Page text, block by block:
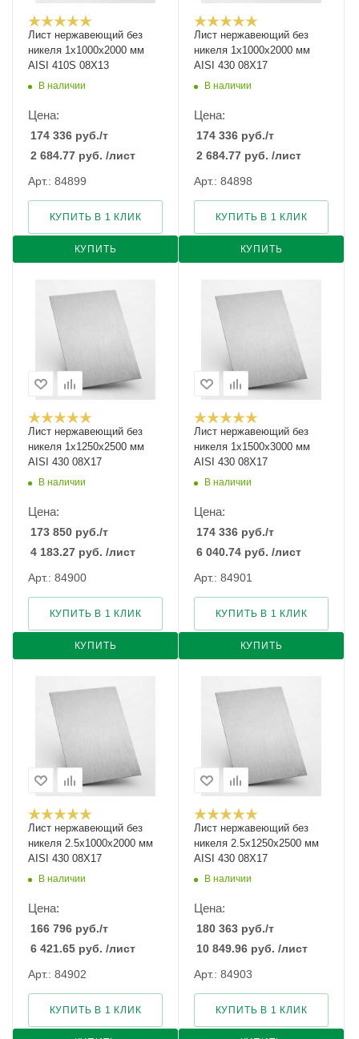
Лист нержавеющий без
никеля 1х1000х2000 мм
AISI 410S 08Х13
В наличии
Цена:
174 336 руб./т
2 684.77 руб. /лист
Арт.: 84899
КУПИТЬ
КУПИТЬ В 1 КЛИК
Лист нержавеющий без
никеля 1х1000х2000 мм
AISI 430 08Х17
В наличии
Цена:
174 336 руб./т
2 684.77 руб. /лист
Арт.: 84898
КУПИТЬ
КУПИТЬ В 1 КЛИК
Лист нержавеющий без
никеля 1х1250х2500 мм
AISI 430 08Х17
В наличии
Цена:
173 850 руб./т
4 183.27 руб. /лист
Арт.: 84900
КУПИТЬ
КУПИТЬ В 1 КЛИК
Лист нержавеющий без
никеля 1х1500х3000 мм
AISI 430 08Х17
В наличии
Цена:
174 336 руб./т
6 040.74 руб. /лист
Арт.: 84901
КУПИТЬ
КУПИТЬ В 1 КЛИК
Лист нержавеющий без
никеля 2.5х1000х2000 мм
AISI 430 08Х17
В наличии
Цена:
166 796 руб./т
6 421.65 руб. /лист
Арт.: 84902
КУПИТЬ В 1 КЛИК
Лист нержавеющий без
никеля 2.5х1250х2500 мм
AISI 430 08Х17
В наличии
Цена:
180 363 руб./т
10 849.96 руб. /лист
Арт.: 84903
КУПИТЬ В 1 КЛИК